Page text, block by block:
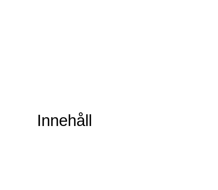
Innehåll